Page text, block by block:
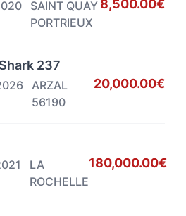
SAINT QUAY
PORTRIEUX
8,500.00€
237
ARZAL
56190
20,000.00€
LA
ROCHELLE
180,000.00€